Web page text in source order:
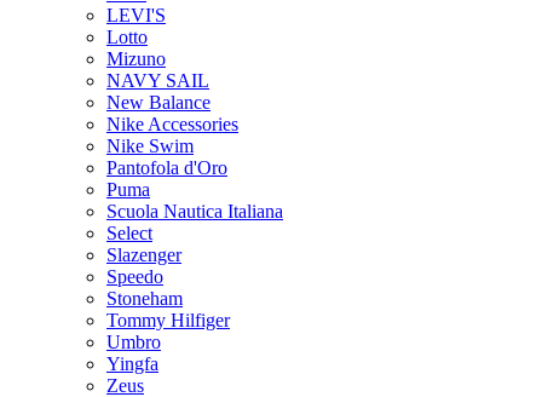
LEVI'S
Lotto
Mizuno
NAVY SAIL
New Balance
Nike Accessories
Nike Swim
Pantofola d'Oro
Puma
Scuola Nautica Italiana
Select
Slazenger
Speedo
Stoneham
Tommy Hilfiger
Umbro
Yingfa
Zeus